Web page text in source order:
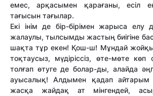
емес, арқасымен қарағаны, есіл
тағысын тағылар.
Екі інім де бір-бірімен жарыса елу
жалаулы, тылсымды жастың биігіне бас
шақта тұр екен! Қош-ш! Мұндай
тоқтаусыз, мүдіріссіз, өте-мөте
толғап өтуге де болар-ды, алайда
ауысалық! Алдымен қадап айтарым
жасқа жайдақ ат мінгендей,